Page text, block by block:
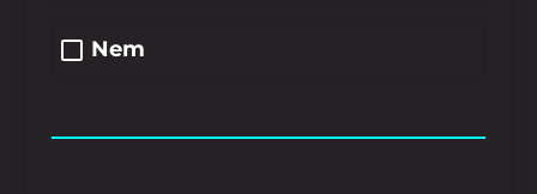
Nem